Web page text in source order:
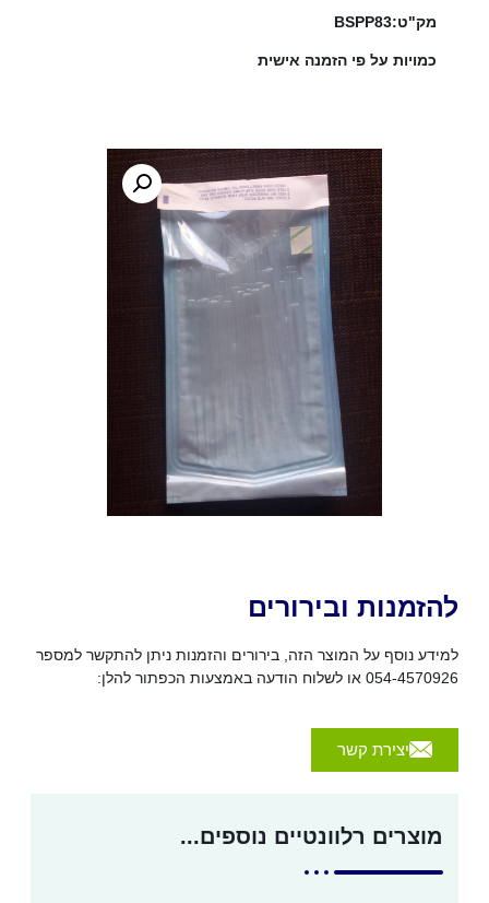
מק"ט:BSPP83
כמויות על פי הזמנה אישית
להזמנות ובירורים
למידע נוסף על המוצר הזה, בירורים והזמנות ניתן להתקשר למספר
054-4570926 או לשלוח הודעה באמצעות הכפתור להלן:
יצירת קשר
מוצרים רלוונטיים נוספים...